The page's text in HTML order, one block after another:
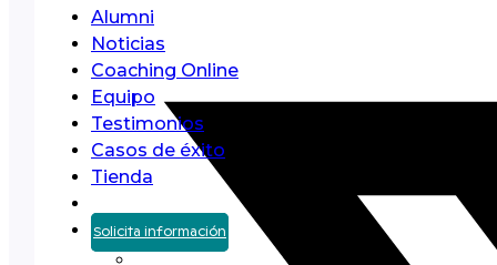
Alumni
Noticias
Coaching Online
Equipo
Testimonios
Casos de éxito
Tienda
Solicita información